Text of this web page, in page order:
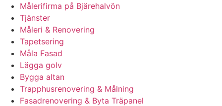
Målerifirma på Bjärehalvön
Tjänster
Måleri & Renovering
Tapetsering
Måla Fasad
Lägga golv
Bygga altan
Trapphusrenovering & Målning
Fasadrenovering & Byta Träpanel